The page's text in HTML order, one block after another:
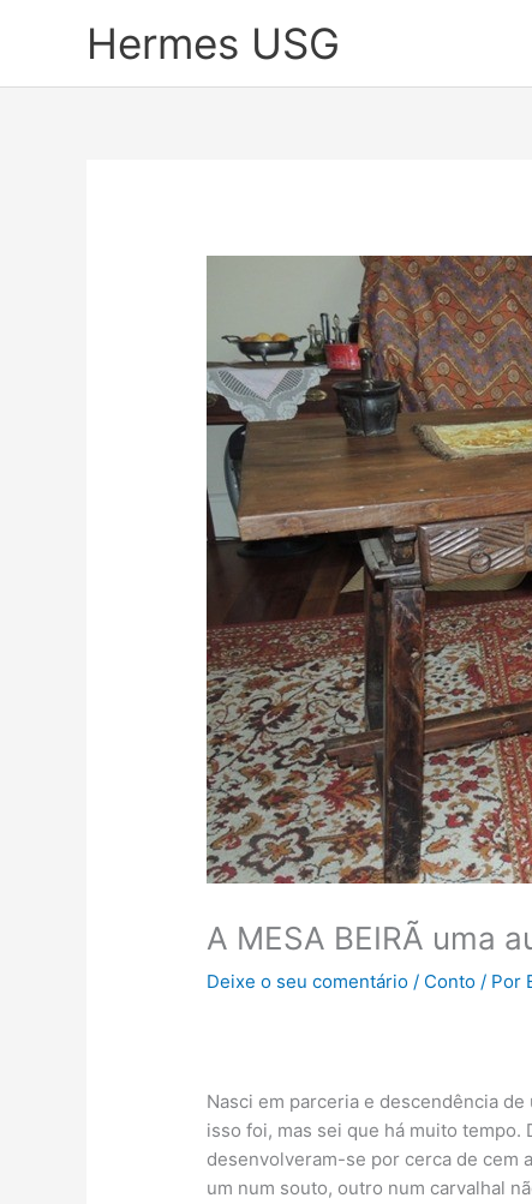
Hermes USG
A MESA BEIRÃ uma
Deixe o seu comentário / Conto / Por
Nasci em parceria e descendência
isso foi, mas sei que há muito
desenvolveram-se por cerca de cem
um num souto, outro num carvalhal